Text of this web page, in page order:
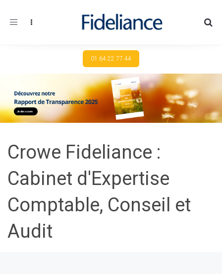
Toggle navigation
01 64 22 77 44
Je découvre
Crowe Fideliance :
Cabinet d'Expertise
Comptable, Conseil et
Audit